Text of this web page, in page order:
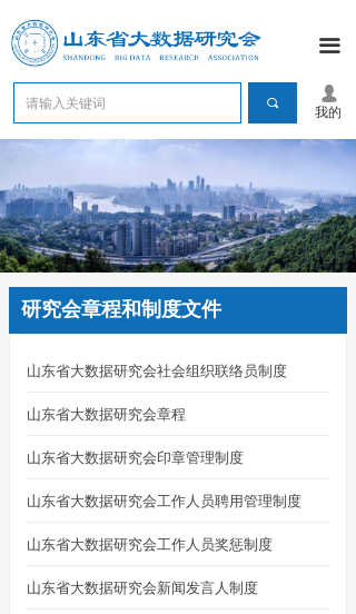
끀
끠
넙
我的
山东省大数据研究会社会组织联络员制度
山东省大数据研究会章程
山东省大数据研究会印章管理制度
山东省大数据研究会工作人员聘用管理制度
山东省大数据研究会工作人员奖惩制度
山东省大数据研究会新闻发言人制度
研究会章程和制度文件